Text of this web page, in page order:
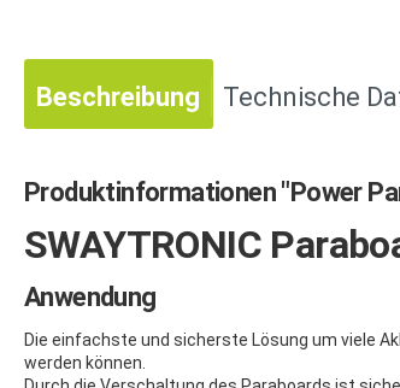
Beschreibung Technische
Produktinformationen "Power
SWAYTRONIC
Anwendung
Die einfachste und sicherste Lösung um viele
werden können.